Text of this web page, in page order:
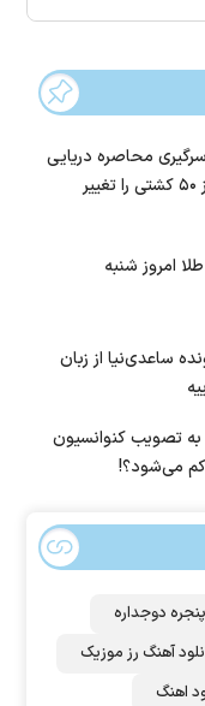
محاصره دریایی
ایران، مسیر بیش از ۵۰ کشتی را تغییر
امروز شنبه
ساعدی‌نیا از زبان
تصویب کنوانسیون
کم می‌شود؟!
پنجره دوجداره
آهنگ رز‌ موزیک
اهنگ